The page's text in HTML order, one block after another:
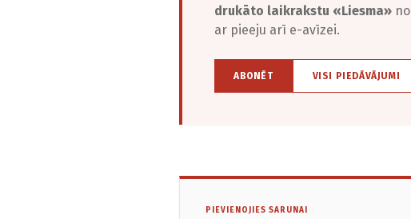
drukāto laikrakstu «Liesma» no
ar pieeju arī e-avīzei.
ABONĒT VISI PIEDĀVĀJUMI
PIEVIENOJIES SARUNAI